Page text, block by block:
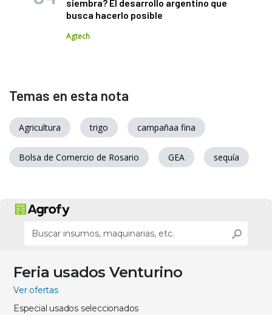
siembra? El desarrollo argentino que
busca hacerlo posible
Agtech
Temas en esta nota
Agricultura trigo campañaa fina
Bolsa de Comercio de Rosario GEA sequía
Feria usados Venturino
Ver ofertas
Especial usados seleccionados